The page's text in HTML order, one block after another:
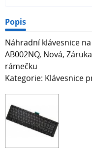
Popis
Náhradní klávesnice
AB002NQ, Nová,
rámečku
Kategorie: Klávesnice